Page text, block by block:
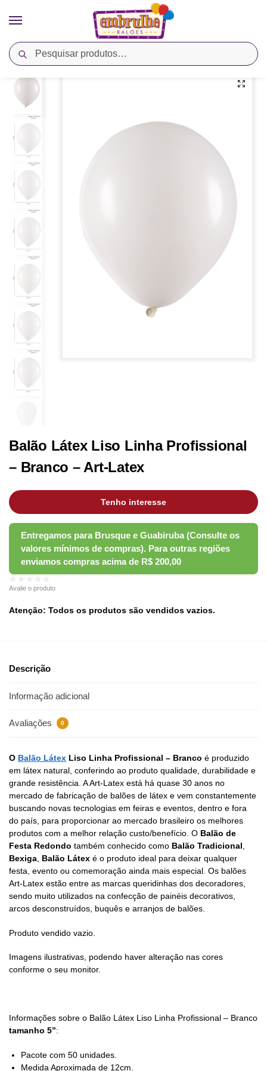
Pesquisar
Início Cores Branco / Balão Látex Liso Linha Profissional – Branco – Art-Latex
Balão Látex Liso Linha Profissional
– Branco – Art-Latex
Tenho interesse
Avalie o produto
Atenção: Todos os produtos são vendidos vazios.
Descrição
Informação adicional
Avaliações 0
O Balão Látex Liso Linha Profissional – Branco é produzido
em látex natural, conferindo ao produto qualidade, durabilidade e
grande resistência. A Art-Latex está há quase 30 anos no
mercado de fabricação de balões de látex e vem constantemente
buscando novas tecnologias em feiras e eventos, dentro e fora
do país, para proporcionar ao mercado brasileiro os melhores
produtos com a melhor relação custo/benefício. O Balão de
Festa Redondo também conhecido como Balão Tradicional,
Bexiga, Balão Látex é o produto ideal para deixar qualquer
festa, evento ou comemoração ainda mais especial. Os balões
Art-Latex estão entre as marcas queridinhas dos decoradores,
sendo muito utilizados na confecção de painéis decorativos,
arcos desconstruídos, buquês e arranjos de balões.
Produto vendido vazio.
Imagens ilustrativas, podendo haver alteração nas cores
conforme o seu monitor.
Informações sobre o Balão Látex Liso Linha Profissional – Branco
tamanho 5”:
Pacote com 50 unidades.
Medida Aproximada de 12cm.